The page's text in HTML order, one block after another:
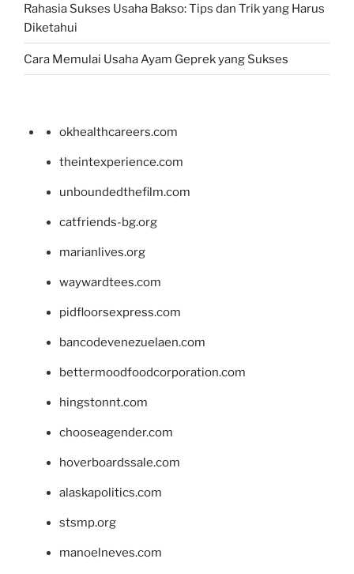
Rahasia Sukses Usaha Bakso: Tips dan Trik yang Harus
Diketahui
Cara Memulai Usaha Ayam Geprek yang Sukses
okhealthcareers.com
theintexperience.com
unboundedthefilm.com
catfriends-bg.org
marianlives.org
waywardtees.com
pidfloorsexpress.com
bancodevenezuelaen.com
bettermoodfoodcorporation.com
hingstonnt.com
chooseagender.com
hoverboardssale.com
alaskapolitics.com
stsmp.org
manoelneves.com